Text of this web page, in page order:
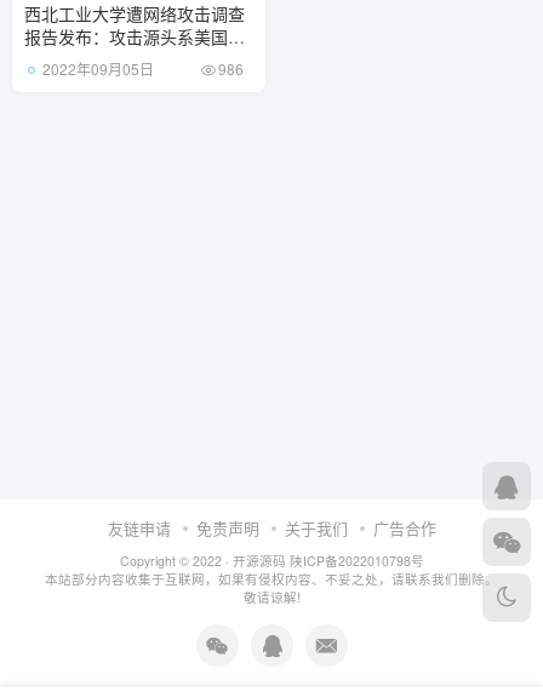
西北工业大学遭网络攻击调查
报告发布：攻击源头系美国国
家安全局
2022年09月05日 986
友链申请 免责声明 关于我们 广告合作
Copyright © 2022 · 开源源码 陕ICP备2022010798号
本站部分内容收集于互联网，如果有侵权内容、不妥之处，请联系我们删除。
敬请谅解!